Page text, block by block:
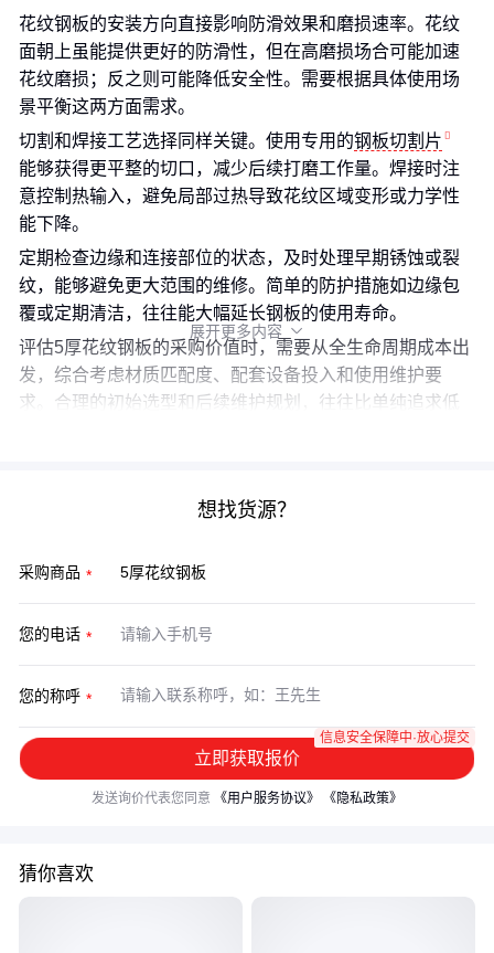
花纹钢板的安装方向直接影响防滑效果和磨损速率。花纹
面朝上虽能提供更好的防滑性，但在高磨损场合可能加速
花纹磨损；反之则可能降低安全性。需要根据具体使用场
景平衡这两方面需求。
切割和焊接工艺选择同样关键。使用专用的钢板切割片
能够获得更平整的切口，减少后续打磨工作量。焊接时注
意控制热输入，避免局部过热导致花纹区域变形或力学性
能下降。
定期检查边缘和连接部位的状态，及时处理早期锈蚀或裂
纹，能够避免更大范围的维修。简单的防护措施如边缘包
覆或定期清洁，往往能大幅延长钢板的使用寿命。
评估5厚花纹钢板的采购价值时，需要从全生命周期成本出
发，综合考虑材质匹配度、配套设备投入和使用维护要
求。合理的初始选型和后续维护规划，往往比单纯追求低
展开更多内容 
想找货源？
采购商品
您的电话
您的称呼
立即获取报价
信息安全保障中·放心提交
发送询价代表您同意 《用户服务协议》 《隐私政策》
猜你喜欢